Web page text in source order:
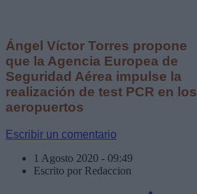
Ángel Víctor Torres propone
que la Agencia Europea de
Seguridad Aérea impulse la
realización de test PCR en los
aeropuertos
Escribir un comentario
1 Agosto 2020 - 09:49
Escrito por Redaccion